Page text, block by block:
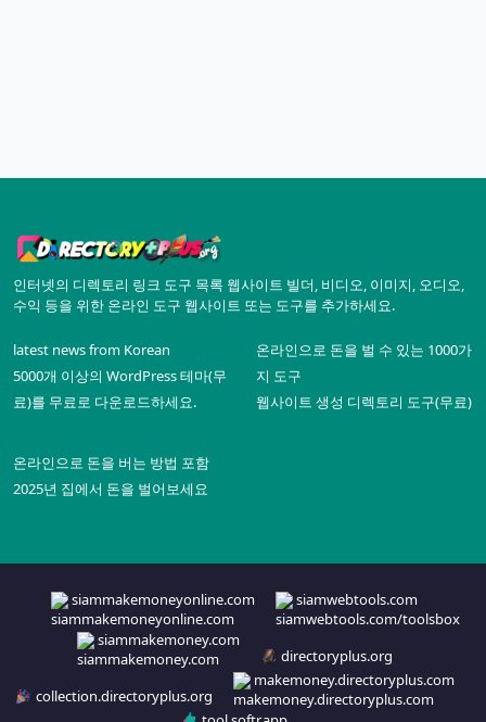
인터넷의 디렉토리 링크 도구 목록 웹사이트 빌더, 비디오, 이미지, 오디오,
수익 등을 위한 온라인 도구 웹사이트 또는 도구를 추가하세요.
latest news from Korean
5000개 이상의 WordPress 테마(무
료)를 무료로 다운로드하세요.
온라인으로 돈을 벌 수 있는 1000가
지 도구
웹사이트 생성 디렉토리 도구(무료)
온라인으로 돈을 버는 방법 포함
2025년 집에서 돈을 벌어보세요
siammakemoneyonline.com siamwebtools.com
siammakemoney.com
directoryplus.org
collection.directoryplus.org
makemoney.directoryplus.com